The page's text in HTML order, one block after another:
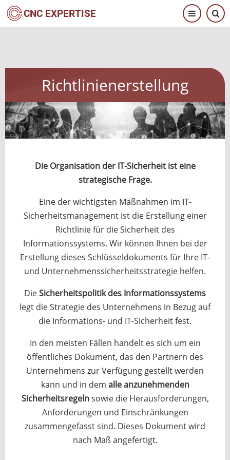
Direkt
zum
CNC EXPERTISE
Richtlinienerstellung
Die Organisation der IT-Sicherheit ist eine
strategische Frage.
Eine der wichtigsten Maßnahmen im IT-
Sicherheitsmanagement ist die Erstellung einer
Richtlinie für die Sicherheit des
Informationssystems. Wir können Ihnen bei der
Erstellung dieses Schlüsseldokuments für Ihre IT-
und Unternehmenssicherheitsstrategie helfen.
DieSicherheitspolitik des Informationssystems
legt die Strategie des Unternehmens in Bezug auf
die Informations- und IT-Sicherheit fest.
In den meisten Fällen handelt es sich um ein
öffentliches Dokument, das den Partnern des
Unternehmens zur Verfügung gestellt werden
kann und in dem alle anzunehmenden
Sicherheitsregelnsowie die Herausforderungen,
Anforderungen und Einschränkungen
zusammengefasst sind. Dieses Dokument wird
nach Maß angefertigt.